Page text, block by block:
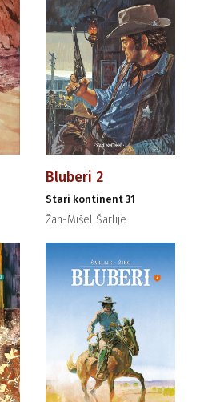
Bluberi 2
Stari kontinent 31
Žan-Mišel Šarlije